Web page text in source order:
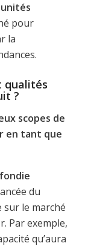
pour
la
qualités
?
scopes de
en tant que
du
sur le marché
Par exemple,
qu’aura